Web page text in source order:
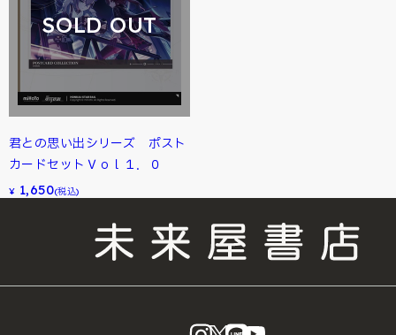
SOLD OUT
君との思い出シリーズ ポスト
カードセットＶｏｌ１．０
¥ 1,650(税込)
instagram
X LINE